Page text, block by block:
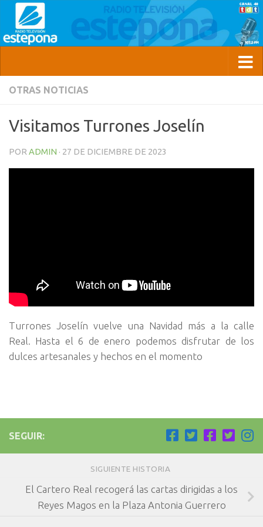
OTRAS NOTICIAS
Visitamos Turrones Joselín
POR ADMIN · 27 DE DICIEMBRE DE 2023
Turrones Joselín vuelve una Navidad más a la calle
Real. Hasta el 6 de enero podemos disfrutar de los
dulces artesanales y hechos en el momento
SEGUIR:
SIGUIENTE HISTORIA
El Cartero Real recogerá las cartas dirigidas a los
Reyes Magos en la Plaza Antonia Guerrero